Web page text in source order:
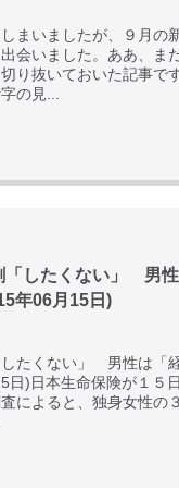
まいましたが、９月の
出会いました。ああ、ま
切り抜いておいた記事
の見...
「したくない」 男
年06月15日)
たくない」 男性は「
)日本生命保険が１５
によると、独身女性の